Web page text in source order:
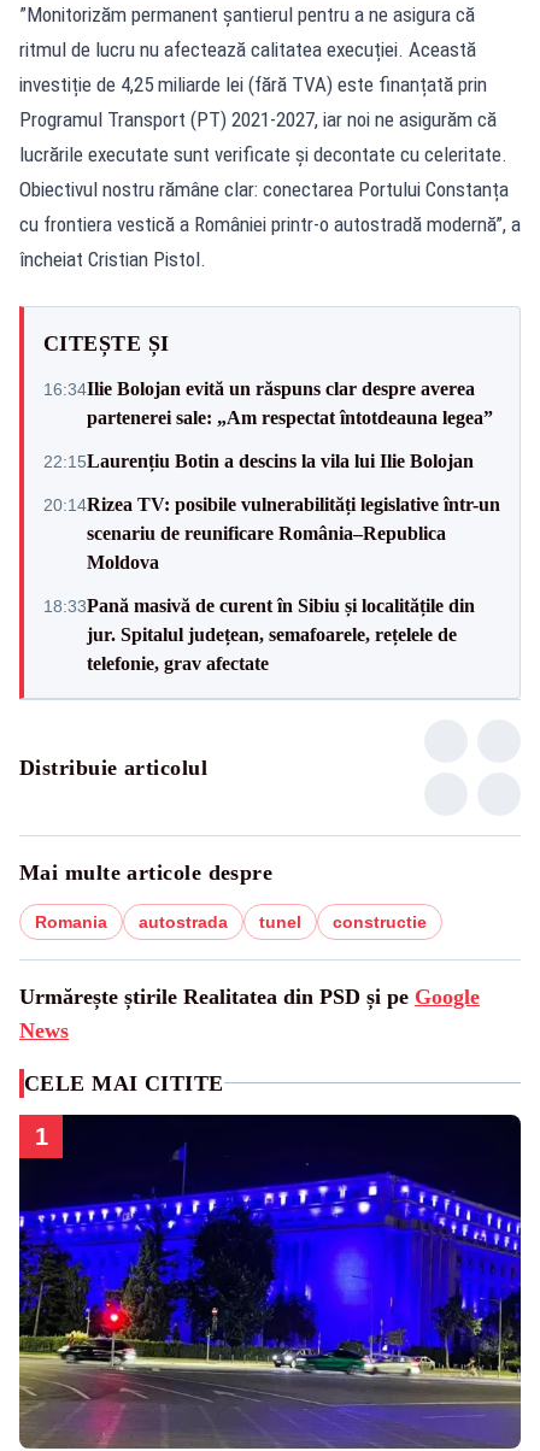
”Monitorizăm permanent șantierul pentru a ne asigura că
ritmul de lucru nu afectează calitatea execuției. Această
investiție de 4,25 miliarde lei (fără TVA) este finanțată prin
Programul Transport (PT) 2021-2027, iar noi ne asigurăm că
lucrările executate sunt verificate și decontate cu celeritate.
Obiectivul nostru rămâne clar: conectarea Portului Constanța
cu frontiera vestică a României printr-o autostradă modernă”, a
încheiat Cristian Pistol.
CITEȘTE ȘI
16:34Ilie Bolojan evită un răspuns clar despre averea
partenerei sale: „Am respectat întotdeauna legea”
22:15Laurențiu Botin a descins la vila lui Ilie Bolojan
20:14Rizea TV: posibile vulnerabilități legislative într-un
scenariu de reunificare România–Republica
Moldova
18:33Pană masivă de curent în Sibiu și localitățile din
jur. Spitalul județean, semafoarele, rețelele de
telefonie, grav afectate
Distribuie articolul
Mai multe articole despre
Romania autostrada tunel constructie
Urmărește știrile Realitatea din PSD și pe Google
News
CELE MAI CITITE
1